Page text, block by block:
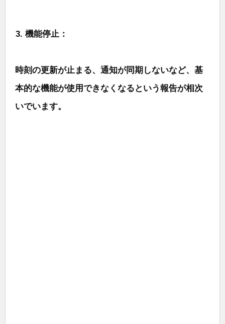
機能停止：
時刻の更新が止まる、通知が同期しないなど、基
本的な機能が使用できなくなるという報告が相次
いでいます。